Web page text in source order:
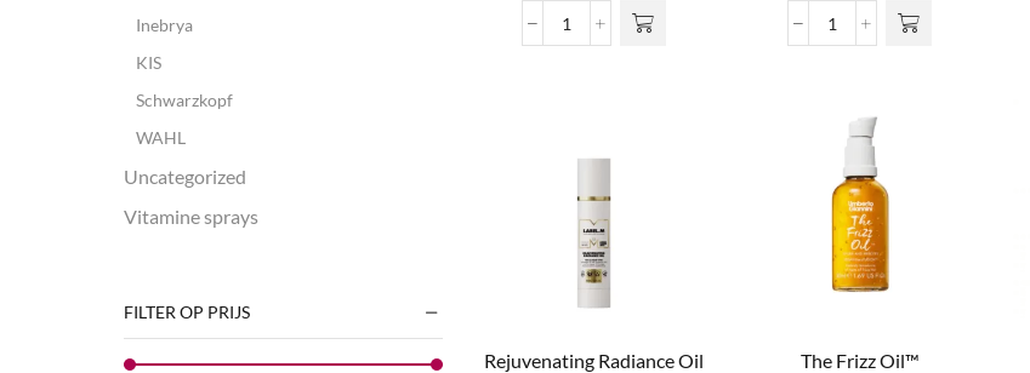
No:6
Bonding
Nourishing
aantal
Rejuvenating Radiance Oil The Frizz Oil™
Inebrya
KIS
Schwarzkopf
WAHL
Uncategorized
Vitamine sprays
FILTER OP PRIJS